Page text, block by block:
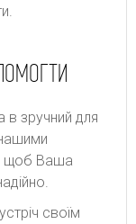
в зручний для
щоб Ваша
своїм